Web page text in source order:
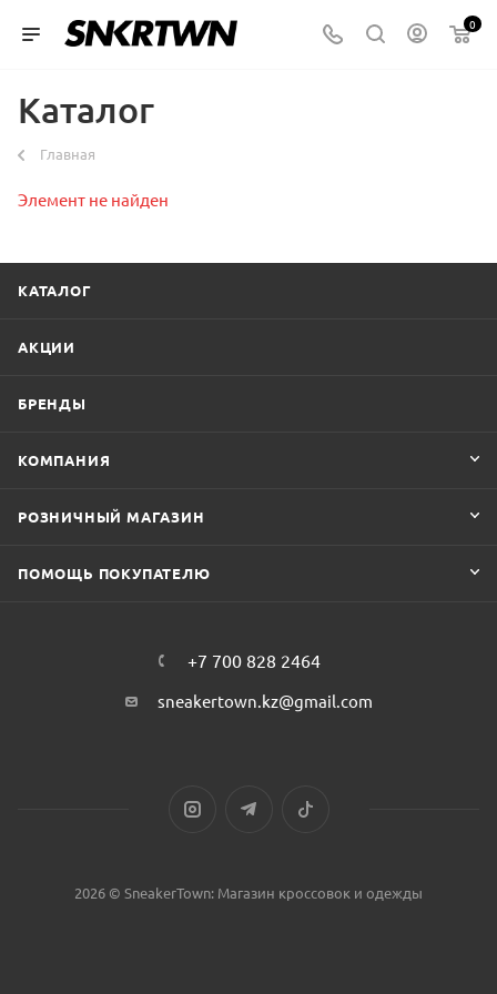
0
Каталог
Главная
Элемент не найден
КАТАЛОГ
АКЦИИ
БРЕНДЫ
КОМПАНИЯ
РОЗНИЧНЫЙ МАГАЗИН
ПОМОЩЬ ПОКУПАТЕЛЮ
+7 700 828 2464
sneakertown.kz@gmail.com
2026 © SneakerTown: Магазин кроссовок и одежды